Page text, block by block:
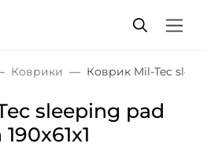
Коврики Коврик Mil-Tec
sleeping pad